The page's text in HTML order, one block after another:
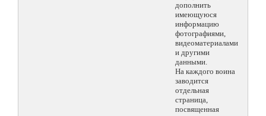
дополнить
имеющуюся
информацию
фотографиями,
видеоматериалами
и другими
данными.
На каждого воина
заводится
отдельная
страница,
посвященная